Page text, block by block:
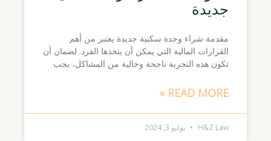
جديدة
مقدمة شراء وحدة سكنية جديدة يعتبر من أهم
القرارات المالية التي يمكن أن يتخذها الفرد. لضمان أن
تكون هذه التجربة ناجحة وخالية من المشاكل، يجب
READ MORE »
H&Z Law يوليو 3, 2024